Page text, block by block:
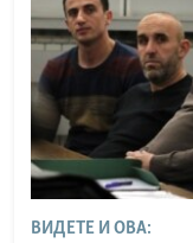
ВИДЕТЕ И ОВА: